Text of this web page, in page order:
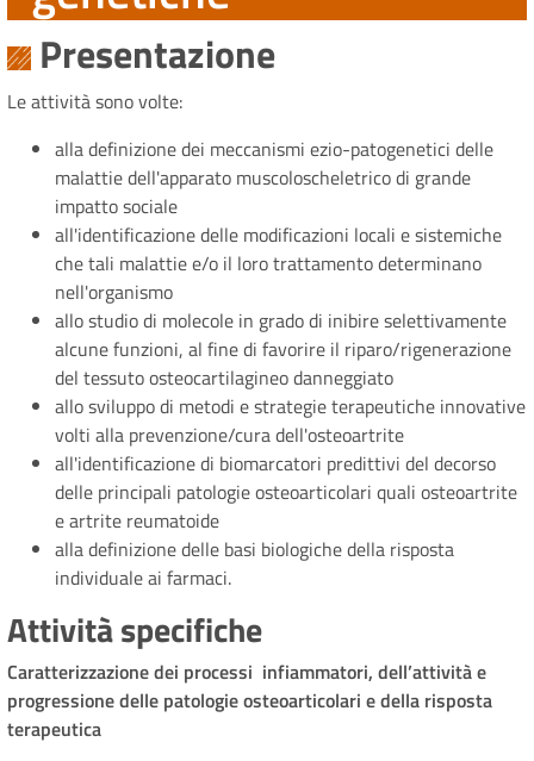
Presentazione
Le attività sono volte:
alla definizione dei meccanismi ezio-patogenetici delle
malattie dell'apparato muscoloscheletrico di grande
impatto sociale
all'identificazione delle modificazioni locali e sistemiche
che tali malattie e/o il loro trattamento determinano
nell'organismo
allo studio di molecole in grado di inibire selettivamente
alcune funzioni, al fine di favorire il riparo/rigenerazione
del tessuto osteocartilagineo danneggiato
allo sviluppo di metodi e strategie terapeutiche innovative
volti alla prevenzione/cura dell'osteoartrite
all'identificazione di biomarcatori predittivi del decorso
delle principali patologie osteoarticolari quali osteoartrite
e artrite reumatoide
alla definizione delle basi biologiche della risposta
individuale ai farmaci.
Attività specifiche
Caratterizzazione dei processi infiammatori, dell’attività e
progressione delle patologie osteoarticolari e della risposta
terapeutica